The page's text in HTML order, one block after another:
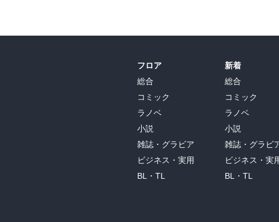
フロア
総合
コミック
ラノベ
小説
雑誌・グラビア
ビジネス・実用
BL・TL
新着
総合
コミック
ラノベ
小説
雑誌・グラビ
ビジネス・実
BL・TL